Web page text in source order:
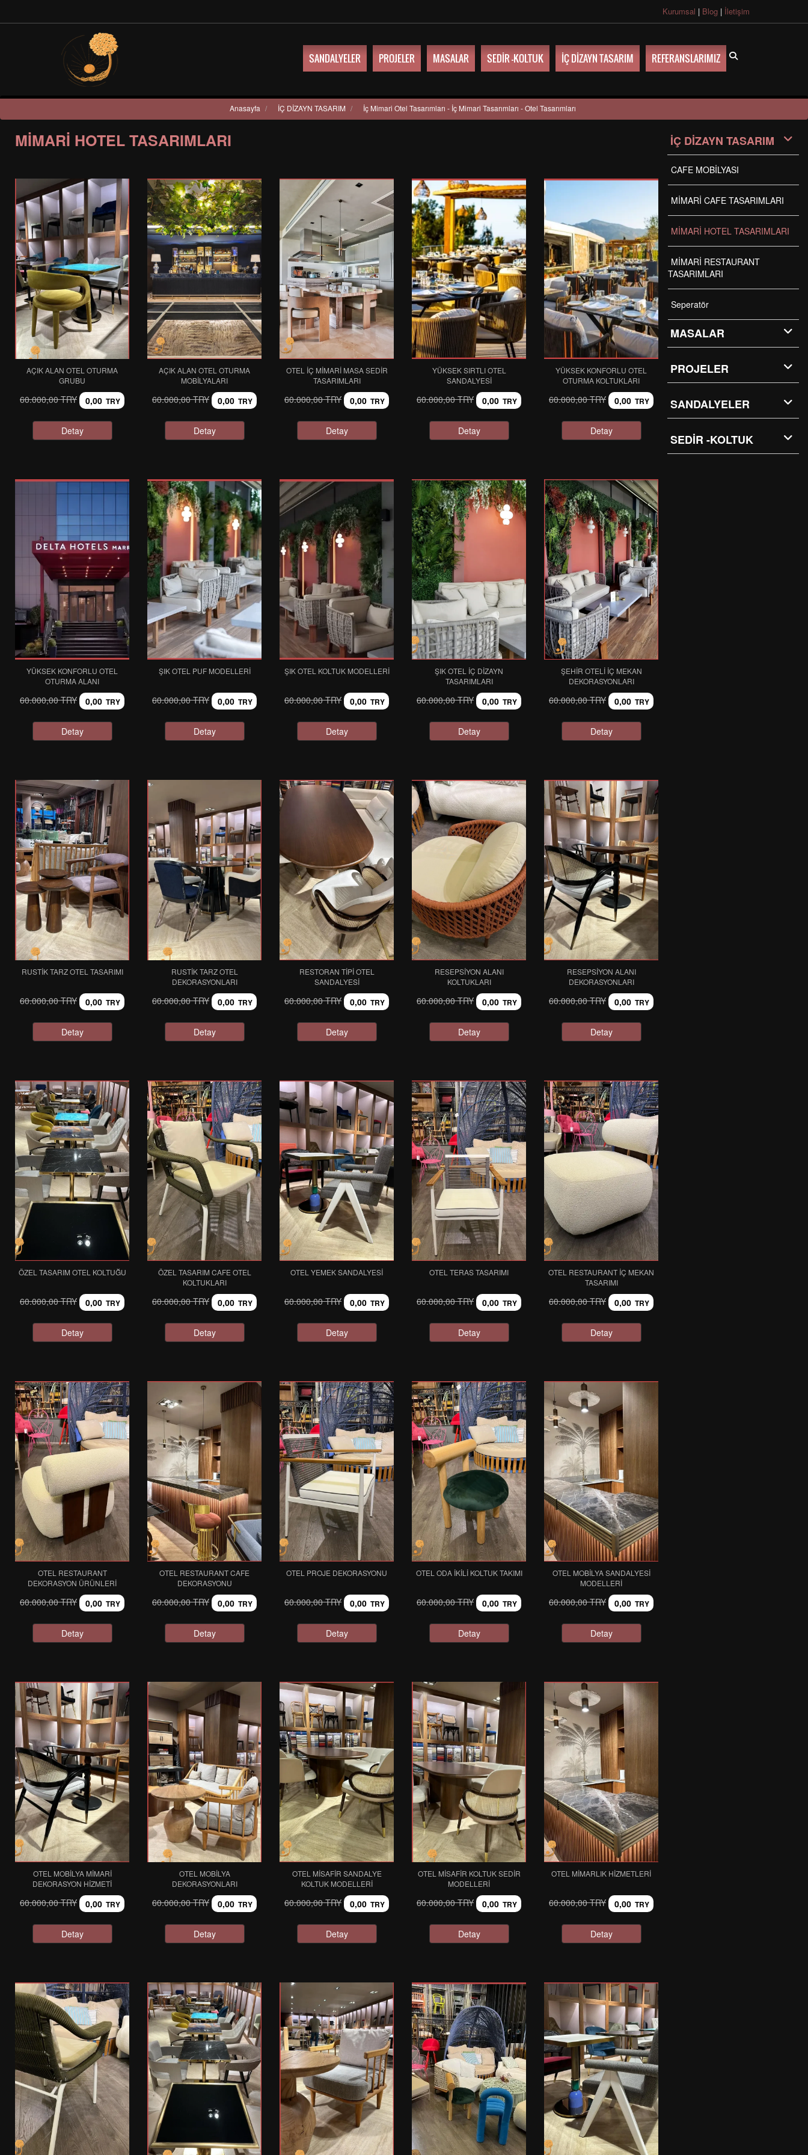
Kurumsal | Blog | İletişim
SANDALYELER PROJELER MASALAR SEDİR -KOLTUK İÇ DİZAYN TASARIM REFERANSLARIMIZ
Anasayfa / İÇ DİZAYN TASARIM / İç Mimari Otel Tasarımları - İç Mimari Tasarımları - Otel Tasarımları
MİMARİ HOTEL TASARIMLARI
AÇIK ALAN OTEL OTURMA
GRUBU
60.000,00 TRY 0,00 TRY
Detay
AÇIK ALAN OTEL OTURMA
MOBILYALARI
60.000,00 TRY 0,00 TRY
Detay
OTEL İÇ MIMARI MASA SEDIR
TASARIMLARI
60.000,00 TRY 0,00 TRY
Detay
YÜKSEK SIRTLI OTEL
SANDALYESI
60.000,00 TRY 0,00 TRY
Detay
YÜKSEK KONFORLU OTEL
OTURMA KOLTUKLARI
60.000,00 TRY 0,00 TRY
Detay
YÜKSEK KONFORLU OTEL
OTURMA ALANI
60.000,00 TRY 0,00 TRY
Detay
ŞIK OTEL PUF MODELLERI
60.000,00 TRY 0,00 TRY
Detay
ŞIK OTEL KOLTUK MODELLERI
60.000,00 TRY 0,00 TRY
Detay
ŞIK OTEL İÇ DIZAYN
TASARIMLARI
60.000,00 TRY 0,00 TRY
Detay
ŞEHIR OTELI İÇ MEKAN
DEKORASYONLARI
60.000,00 TRY 0,00 TRY
Detay
RUSTIK TARZ OTEL TASARIMI
60.000,00 TRY 0,00 TRY
Detay
RUSTIK TARZ OTEL
DEKORASYONLARI
60.000,00 TRY 0,00 TRY
Detay
RESTORAN TIPI OTEL
SANDALYESI
60.000,00 TRY 0,00 TRY
Detay
RESEPSIYON ALANI
KOLTUKLARI
60.000,00 TRY 0,00 TRY
Detay
RESEPSIYON ALANI
DEKORASYONLARI
60.000,00 TRY 0,00 TRY
Detay
ÖZEL TASARIM OTEL KOLTUĞU
60.000,00 TRY 0,00 TRY
Detay
ÖZEL TASARIM CAFE OTEL
KOLTUKLARI
60.000,00 TRY 0,00 TRY
Detay
OTEL YEMEK SANDALYESI
60.000,00 TRY 0,00 TRY
Detay
OTEL TERAS TASARIMI
60.000,00 TRY 0,00 TRY
Detay
OTEL RESTAURANT İÇ MEKAN
TASARIMI
60.000,00 TRY 0,00 TRY
Detay
OTEL RESTAURANT
DEKORASYON ÜRÜNLERI
60.000,00 TRY 0,00 TRY
Detay
OTEL RESTAURANT CAFE
DEKORASYONU
60.000,00 TRY 0,00 TRY
Detay
OTEL PROJE DEKORASYONU
60.000,00 TRY 0,00 TRY
Detay
OTEL ODA İKILI KOLTUK TAKIMI
60.000,00 TRY 0,00 TRY
Detay
OTEL MOBILYA SANDALYESI
MODELLERI
60.000,00 TRY 0,00 TRY
Detay
OTEL MOBILYA MIMARI
DEKORASYON HIZMETI
60.000,00 TRY 0,00 TRY
Detay
OTEL MOBILYA
DEKORASYONLARI
60.000,00 TRY 0,00 TRY
Detay
OTEL MISAFIR SANDALYE
KOLTUK MODELLERI
60.000,00 TRY 0,00 TRY
Detay
OTEL MISAFIR KOLTUK SEDIR
MODELLERI
60.000,00 TRY 0,00 TRY
Detay
OTEL MIMARLIK HIZMETLERI
60.000,00 TRY 0,00 TRY
Detay
İÇ DİZAYN TASARIM
CAFE MOBİLYASI
MİMARİ CAFE TASARIMLARI
MİMARİ HOTEL TASARIMLARI
MİMARİ RESTAURANT
TASARIMLARI
Seperatör
MASALAR
PROJELER
SANDALYELER
SEDİR -KOLTUK